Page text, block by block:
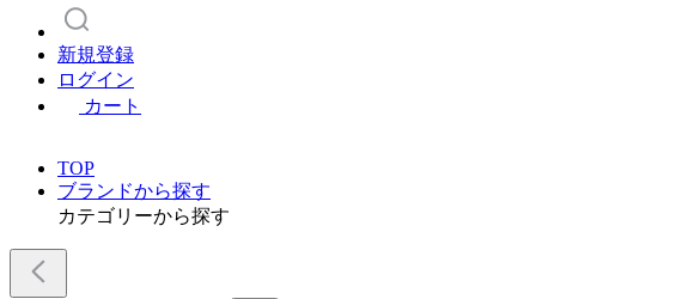
新規登録
ログイン
カート
TOP
ブランドから探す
カテゴリーから探す